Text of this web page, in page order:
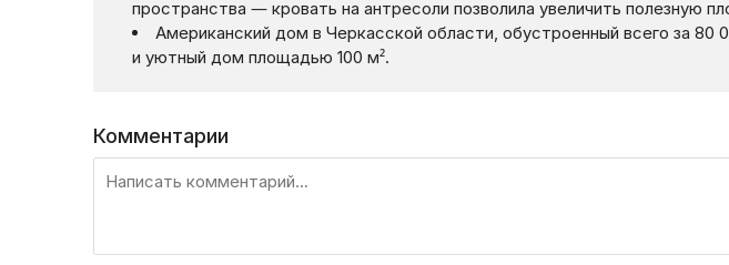
пространства — кровать на антресоли позволила увеличить полезную
Американский дом в Черкасской области, обустроенный всего за 80
и уютный дом площадью 100 м².
Комментарии